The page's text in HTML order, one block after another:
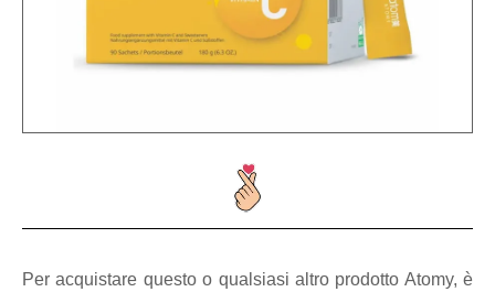
Per acquistare questo o qualsiasi altro prodotto Atomy, è